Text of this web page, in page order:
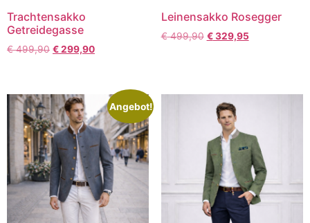
Trachtensakko
Getreidegasse
€499,90 €299,90
Leinensakko Rosegger
€499,90 €329,95
Angebot!